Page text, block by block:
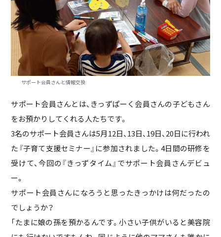
サポート会員さんと情報交換
サポート会員さんとは、きっずぱーく会員さんの子どもさん
をお預かりしてくれる人たちです。
3名のサポート会員さんは5月12日、13日、19日、20日に行われ
た『子育て支援セミナー』に参加されました。4日間の研修を
受けて、今回の『きっずタイム』でサポート会員さんデビュ
ー。
サポート会員さんになろうと思ったきっかけは何だったの
でしょうか？
「たまに娘の孫を預かるんです。小さい子供がいると美容院